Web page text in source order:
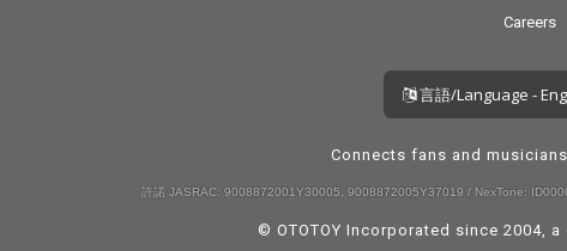
Careers
言語/Language -
Connects fans and
許諾 JASRAC: 9008872001Y30005, 9008872005Y37019 / NexTone:
© OTOTOY Incorporated since 2004, a